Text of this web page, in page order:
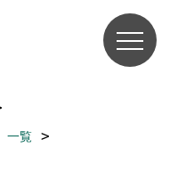
一覧